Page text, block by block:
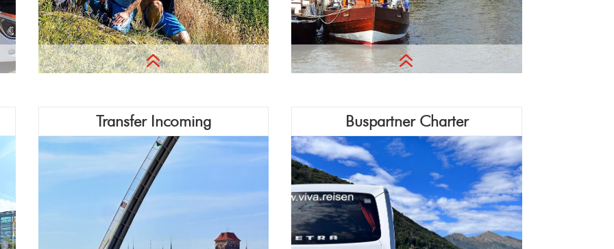
6
Spaß bei Ausflügen stärkt in jeder
Altersgruppe die Gemeinschaft, ein
tolles Erlebnis das noch lange danach
in der Schule oder auf dem Campus
Gesprächsthema sein wird. VIVA hat
ein Herz ♥️ für Kinder und Jugendliche
6
Zusammenhalt unter Kollegen oder im
Verein, Erholung durch Erlebnis und
Ortsveränderung – Reisen macht
glücklich! Wir möchten die Zeit mit
Ihren Kollegen zu etwas Besonderem
machen, so individuell und vielseitig
Transfer Incoming Buspartner Charter